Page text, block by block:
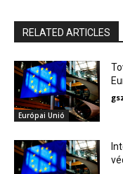
RELATED ARTICLES
Európai Unió